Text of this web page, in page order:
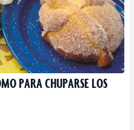
PARA CHUPARSE LOS